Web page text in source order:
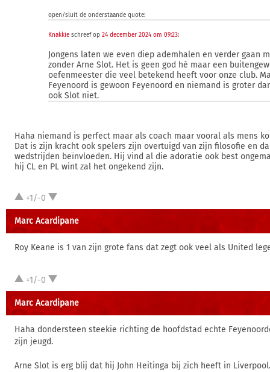
open/sluit de onderstaande quote:
Knakkie schreef op 24 december 2024 om 09:23:
Jongens laten we even diep ademhalen en verder gaan
zonder Arne Slot. Het is geen god hè maar een
oefenmeester die veel betekend heeft voor onze club.
Feyenoord is gewoon Feyenoord en niemand is groter
ook Slot niet.
Haha niemand is perfect maar als coach maar vooral als mens
Dat is zijn kracht ook spelers zijn overtuigd van zijn filosofie en
wedstrijden beïnvloeden. Hij vind al die adoratie ook best
hij CL en PL wint zal het ongekend zijn.
+1/-0
Marc Acardipane
Roy Keane is 1 van zijn grote fans dat zegt ook veel als United
+1/-0
Marc Acardipane
Haha dondersteen steekie richting de hoofdstad echte
zijn jeugd.
Arne Slot is erg blij dat hij John Heitinga bij zich heeft in